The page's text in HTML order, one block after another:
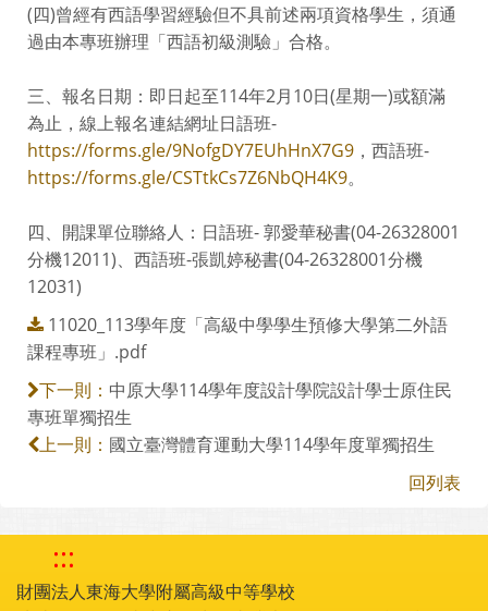
(四)曾經有西語學習經驗但不具前述兩項資格學生，須通
過由本專班辦理「西語初級測驗」合格。
三、報名日期：即日起至114年2月10日(星期一)或額滿
為止，線上報名連結網址日語班-
https://forms.gle/9NofgDY7EUhHnX7G9 ，西語班-
https://forms.gle/CSTtkCs7Z6NbQH4K9。
四、開課單位聯絡人：日語班- 郭愛華秘書(04-26328001
分機12011)、西語班-張凱婷秘書(04-26328001分機
12031)
11020_113學年度「高級中學學生預修大學第二外語
課程專班」.pdf
下一則： 中原大學114學年度設計學院設計學士原住民
專班單獨招生
上一則： 國立臺灣體育運動大學114學年度單獨招生
回列表
:::
財團法人東海大學附屬高級中等學校